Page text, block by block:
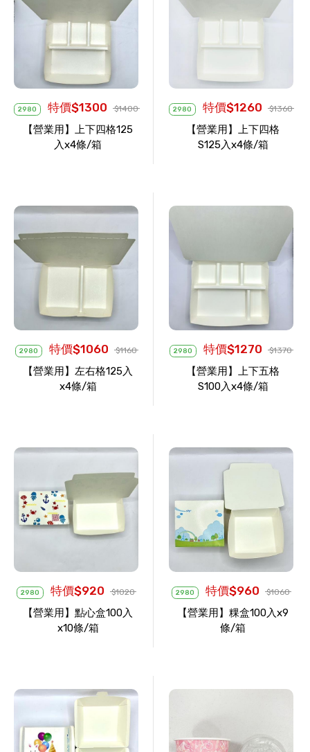
2980 特價$1300 $1400
【營業用】上下四格125
入x4條/箱
2980 特價$1260 $1360
【營業用】上下四格
S125入x4條/箱
2980 特價$1060 $1160
【營業用】左右格125入
x4條/箱
2980 特價$1270 $1370
【營業用】上下五格
S100入x4條/箱
2980 特價$920 $1020
【營業用】點心盒100入
x10條/箱
2980 特價$960 $1060
【營業用】粿盒100入x9
條/箱